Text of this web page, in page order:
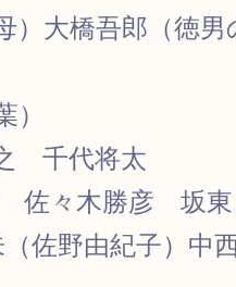
）大橋吾郎（徳
千代将太
佐々木勝彦 坂東
佐野由紀子）中